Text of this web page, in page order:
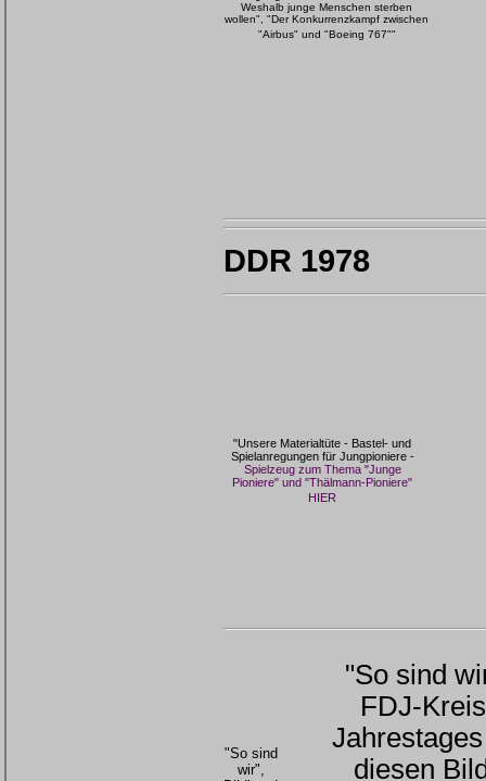
Weshalb junge Menschen sterben
wollen", "Der Konkurrenzkampf zwischen
"Airbus" und "Boeing 767""
DDR 1978
"Unsere Materialtüte - Bastel- und
Spielanregungen für Jungpioniere -
Spielzeug zum Thema "Junge
Pioniere" und "Thälmann-Pioniere"
HIER
"So sind
wir",
"So sind
FDJ-
diesen